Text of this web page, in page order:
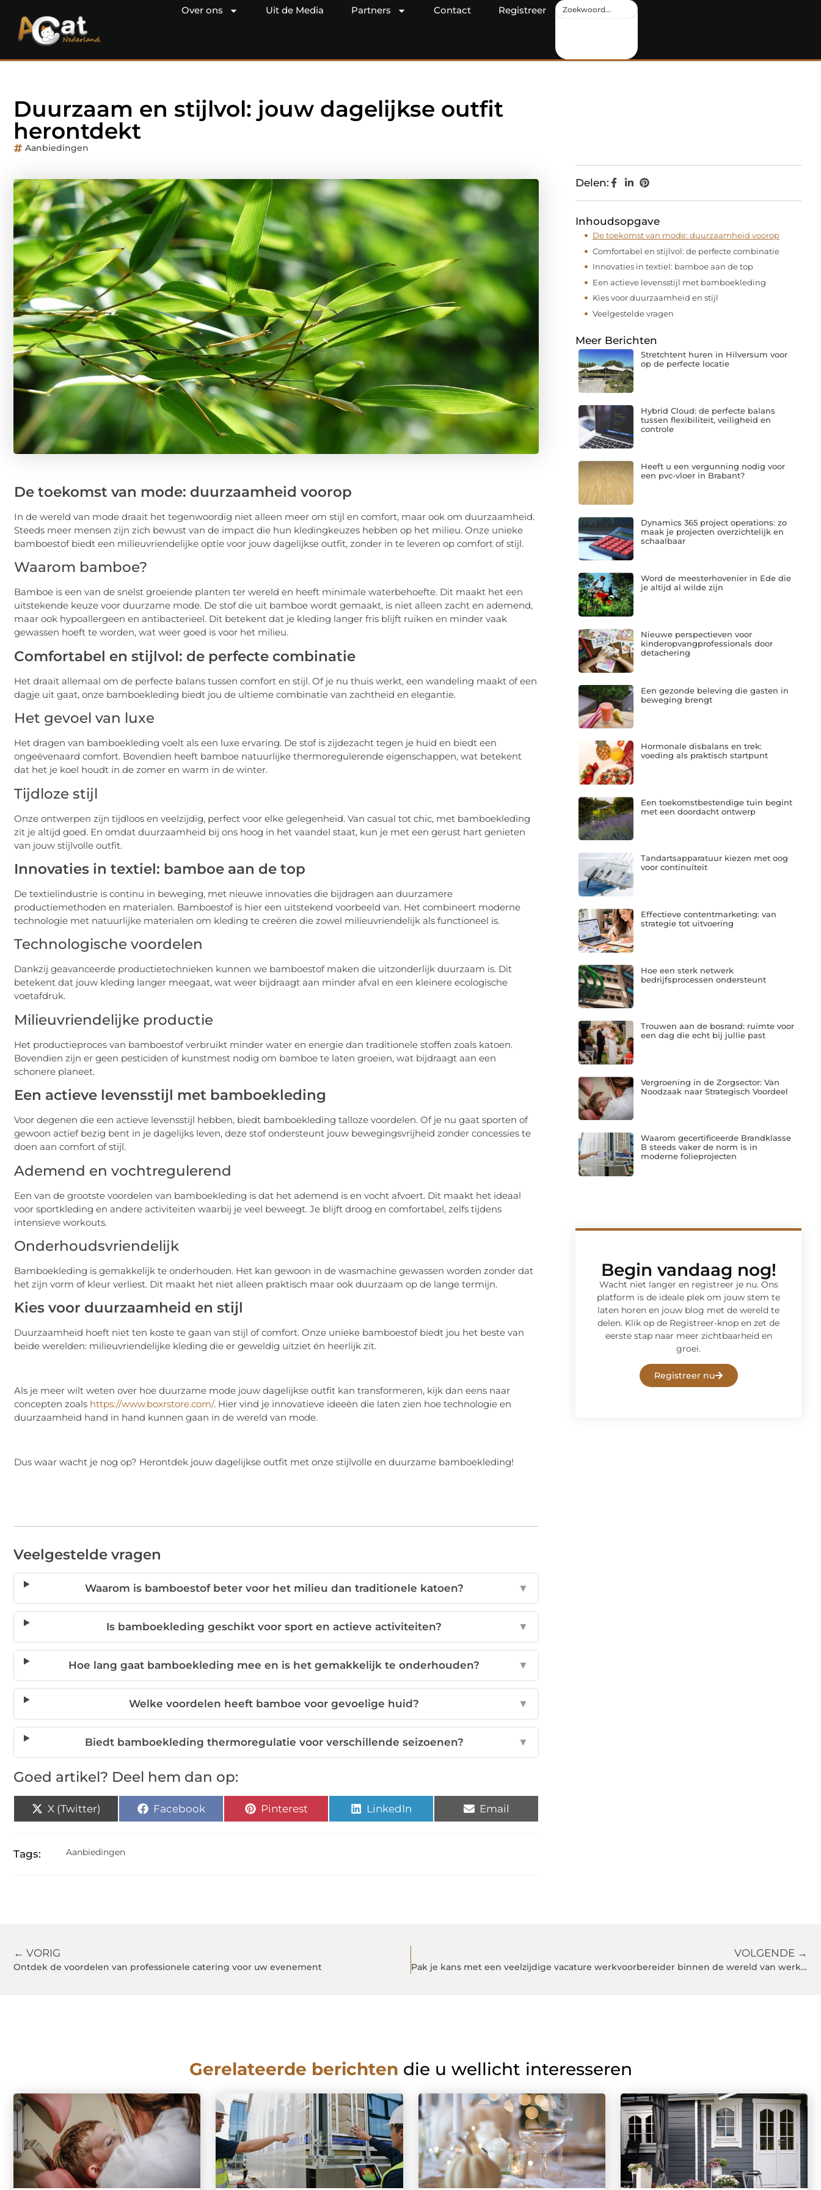
Over ons Uit de Media Partners Contact Registreer
Duurzaam en stijlvol: jouw dagelijkse outfit
herontdekt
Aanbiedingen
De toekomst van mode: duurzaamheid voorop
In de wereld van mode draait het tegenwoordig niet alleen meer om stijl en comfort, maar ook om duurzaamheid.
Steeds meer mensen zijn zich bewust van de impact die hun kledingkeuzes hebben op het milieu. Onze unieke
bamboestof biedt een milieuvriendelijke optie voor jouw dagelijkse outfit, zonder in te leveren op comfort of stijl.
Waarom bamboe?
Bamboe is een van de snelst groeiende planten ter wereld en heeft minimale waterbehoefte. Dit maakt het een
uitstekende keuze voor duurzame mode. De stof die uit bamboe wordt gemaakt, is niet alleen zacht en ademend,
maar ook hypoallergeen en antibacterieel. Dit betekent dat je kleding langer fris blijft ruiken en minder vaak
gewassen hoeft te worden, wat weer goed is voor het milieu.
Comfortabel en stijlvol: de perfecte combinatie
Het draait allemaal om de perfecte balans tussen comfort en stijl. Of je nu thuis werkt, een wandeling maakt of een
dagje uit gaat, onze bamboekleding biedt jou de ultieme combinatie van zachtheid en elegantie.
Het gevoel van luxe
Het dragen van bamboekleding voelt als een luxe ervaring. De stof is zijdezacht tegen je huid en biedt een
ongeëvenaard comfort. Bovendien heeft bamboe natuurlijke thermoregulerende eigenschappen, wat betekent
dat het je koel houdt in de zomer en warm in de winter.
Tijdloze stijl
Onze ontwerpen zijn tijdloos en veelzijdig, perfect voor elke gelegenheid. Van casual tot chic, met bamboekleding
zit je altijd goed. En omdat duurzaamheid bij ons hoog in het vaandel staat, kun je met een gerust hart genieten
van jouw stijlvolle outfit.
Innovaties in textiel: bamboe aan de top
De textielindustrie is continu in beweging, met nieuwe innovaties die bijdragen aan duurzamere
productiemethoden en materialen. Bamboestof is hier een uitstekend voorbeeld van. Het combineert moderne
technologie met natuurlijke materialen om kleding te creëren die zowel milieuvriendelijk als functioneel is.
Technologische voordelen
Dankzij geavanceerde productietechnieken kunnen we bamboestof maken die uitzonderlijk duurzaam is. Dit
betekent dat jouw kleding langer meegaat, wat weer bijdraagt aan minder afval en een kleinere ecologische
voetafdruk.
Milieuvriendelijke productie
Het productieproces van bamboestof verbruikt minder water en energie dan traditionele stoffen zoals katoen.
Bovendien zijn er geen pesticiden of kunstmest nodig om bamboe te laten groeien, wat bijdraagt aan een
schonere planeet.
Een actieve levensstijl met bamboekleding
Voor degenen die een actieve levensstijl hebben, biedt bamboekleding talloze voordelen. Of je nu gaat sporten of
gewoon actief bezig bent in je dagelijks leven, deze stof ondersteunt jouw bewegingsvrijheid zonder concessies te
doen aan comfort of stijl.
Ademend en vochtregulerend
Een van de grootste voordelen van bamboekleding is dat het ademend is en vocht afvoert. Dit maakt het ideaal
voor sportkleding en andere activiteiten waarbij je veel beweegt. Je blijft droog en comfortabel, zelfs tijdens
intensieve workouts.
Onderhoudsvriendelijk
Bamboekleding is gemakkelijk te onderhouden. Het kan gewoon in de wasmachine gewassen worden zonder dat
het zijn vorm of kleur verliest. Dit maakt het niet alleen praktisch maar ook duurzaam op de lange termijn.
Kies voor duurzaamheid en stijl
Duurzaamheid hoeft niet ten koste te gaan van stijl of comfort. Onze unieke bamboestof biedt jou het beste van
beide werelden: milieuvriendelijke kleding die er geweldig uitziet én heerlijk zit.
Als je meer wilt weten over hoe duurzame mode jouw dagelijkse outfit kan transformeren, kijk dan eens naar
concepten zoals https://www.boxrstore.com/. Hier vind je innovatieve ideeën die laten zien hoe technologie en
duurzaamheid hand in hand kunnen gaan in de wereld van mode.
Dus waar wacht je nog op? Herontdek jouw dagelijkse outfit met onze stijlvolle en duurzame bamboekleding!
Veelgestelde vragen
Waarom is bamboestof beter voor het milieu dan traditionele katoen? ▼
Is bamboekleding geschikt voor sport en actieve activiteiten? ▼
Hoe lang gaat bamboekleding mee en is het gemakkelijk te onderhouden? ▼
Welke voordelen heeft bamboe voor gevoelige huid? ▼
Biedt bamboekleding thermoregulatie voor verschillende seizoenen? ▼
Goed artikel? Deel hem dan op:
X (Twitter) Facebook Pinterest LinkedIn Email
Tags: Aanbiedingen
Delen:
Inhoudsopgave
De toekomst van mode: duurzaamheid voorop
Comfortabel en stijlvol: de perfecte combinatie
Innovaties in textiel: bamboe aan de top
Een actieve levensstijl met bamboekleding
Kies voor duurzaamheid en stijl
Veelgestelde vragen
Meer Berichten
Stretchtent huren in Hilversum voor
op de perfecte locatie
Hybrid Cloud: de perfecte balans
tussen flexibiliteit, veiligheid en
controle
Heeft u een vergunning nodig voor
een pvc-vloer in Brabant?
Dynamics 365 project operations: zo
maak je projecten overzichtelijk en
schaalbaar
Word de meesterhovenier in Ede die
je altijd al wilde zijn
Nieuwe perspectieven voor
kinderopvangprofessionals door
detachering
Een gezonde beleving die gasten in
beweging brengt
Hormonale disbalans en trek:
voeding als praktisch startpunt
Een toekomstbestendige tuin begint
met een doordacht ontwerp
Tandartsapparatuur kiezen met oog
voor continuïteit
Effectieve contentmarketing: van
strategie tot uitvoering
Hoe een sterk netwerk
bedrijfsprocessen ondersteunt
Trouwen aan de bosrand: ruimte voor
een dag die echt bij jullie past
Vergroening in de Zorgsector: Van
Noodzaak naar Strategisch Voordeel
Waarom gecertificeerde Brandklasse
B steeds vaker de norm is in
moderne folieprojecten
Begin vandaag nog!
Wacht niet langer en registreer je nu. Ons
platform is de ideale plek om jouw stem te
laten horen en jouw blog met de wereld te
delen. Klik op de Registreer-knop en zet de
eerste stap naar meer zichtbaarheid en
groei.
Registreer nu
← VORIG
Ontdek de voordelen van professionele catering voor uw evenement
VOLGENDE →
Pak je kans met een veelzijdige vacature werkvoorbereider binnen de wereld van werken in de bouw
Gerelateerde berichten die u wellicht interesseren